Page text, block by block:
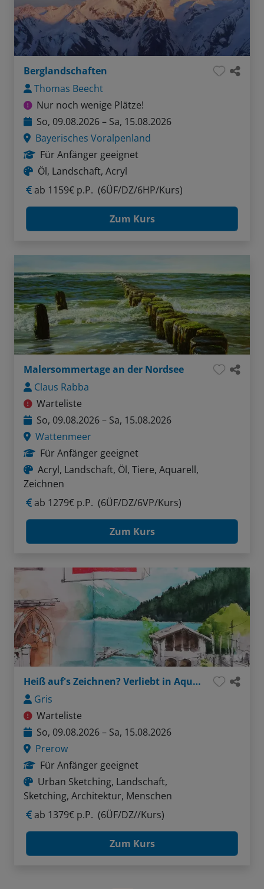
Berglandschaften
Thomas Beecht
Nur noch wenige Plätze!
So, 09.08.2026 – Sa, 15.08.2026
Bayerisches Voralpenland
Für Anfänger geeignet
Öl, Landschaft, Acryl
ab 1159€ p.P. (6ÜF/DZ/6HP/Kurs)
Zum Kurs
Malersommertage an der Nordsee
Claus Rabba
Warteliste
So, 09.08.2026 – Sa, 15.08.2026
Wattenmeer
Für Anfänger geeignet
Acryl, Landschaft, Öl, Tiere, Aquarell,
Zeichnen
ab 1279€ p.P. (6ÜF/DZ/6VP/Kurs)
Zum Kurs
Heiß auf's Zeichnen? Verliebt in Aquarell?
Gris
Warteliste
So, 09.08.2026 – Sa, 15.08.2026
Prerow
Für Anfänger geeignet
Urban Sketching, Landschaft,
Sketching, Architektur, Menschen
ab 1379€ p.P. (6ÜF/DZ//Kurs)
Zum Kurs